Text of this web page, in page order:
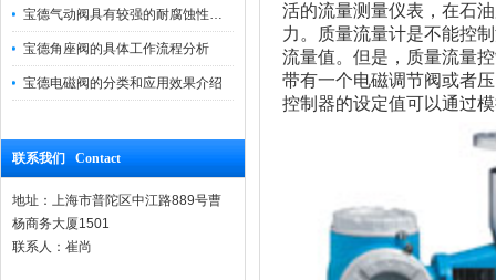
宝德气动阀具有较强的耐腐蚀性和抗震性
宝德角座阀的具体工作流程分析
宝德电磁阀的分类和应用效果介绍
联系我们 Contact
地址：上海市普陀区中江路889号曹
杨商务大厦1501
联系人：崔尚
活的流量测量仪表，在石
力。质量流量计是不能控
流量值。但是，质量流量
带有一个电磁调节阀或者
控制器的设定值可以通过